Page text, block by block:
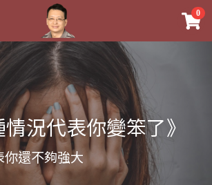
0
情況代表你變笨了》
還不夠強大
×
商品分類
班
PDF
戰錄》完整典藏版